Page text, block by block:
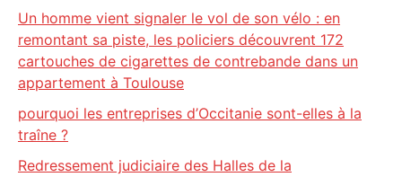
Un homme vient signaler le vol de son vélo : en
remontant sa piste, les policiers découvrent 172
cartouches de cigarettes de contrebande dans un
appartement à Toulouse
pourquoi les entreprises d’Occitanie sont-elles à la
traîne ?
Redressement judiciaire des Halles de la